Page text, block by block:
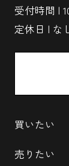
受付時間 |
定休日 | な
買いたい
売りたい